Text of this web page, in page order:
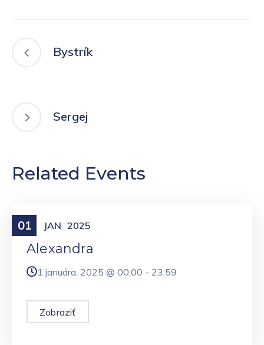
Bystrík
Sergej
Related Events
01 JAN 2025
Meniny
Alexandra
1 januára, 2025 @ 00:00 - 23:59
Zobraziť